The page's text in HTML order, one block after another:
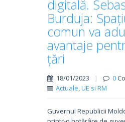
digitală.
Burduja:
comun va
avantaje
țări
18/01/2023 | 0
Actuale,UE si RM
Guvernul Republicii